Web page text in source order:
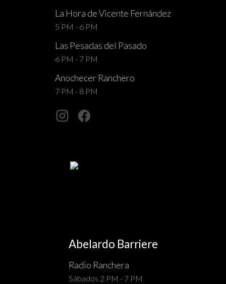
La Hora de Vicente Fernández
5 PM - 6 PM
Las Pesadas del Pasado
6 PM - 7 PM
Anochecer Ranchero
7 PM - 8 PM
Abelardo Barriere
Radio Ranchera
Sábados 2 PM - 7 PM